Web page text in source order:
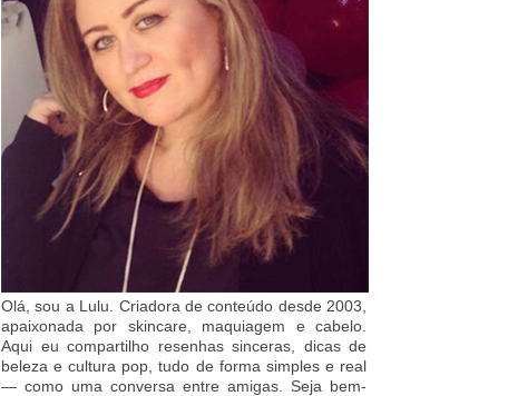
Olá, sou a Lulu. Criadora de conteúdo desde 2003,
apaixonada por skincare, maquiagem e cabelo.
Aqui eu compartilho resenhas sinceras, dicas de
beleza e cultura pop, tudo de forma simples e real
— como uma conversa entre amigas. Seja bem-